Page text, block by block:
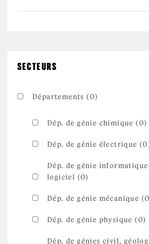
SECTEURS
Départements (0)
Dép. de génie chimique (0)
Dép. de génie électrique
Dép. de génie
logiciel (0)
Dép. de génie mécanique
Dép. de génie physique (0)
Dép. de génies civil,